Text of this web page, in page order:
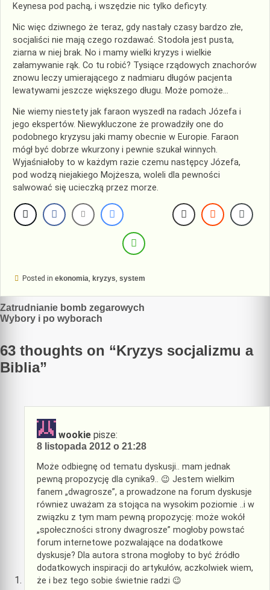
Keynesa pod pachą, i wszędzie nic tylko deficyty.
Nic więc dziwnego że teraz, gdy nastały czasy bardzo złe,
socjaliści nie mają czego rozdawać. Stodoła jest pusta,
ziarna w niej brak. No i mamy wielki kryzys i wielkie
załamywanie rąk. Co tu robić? Tysiące rządowych znachorów
znowu leczy umierającego z nadmiaru długów pacjenta
lewatywami jeszcze większego długu. Może pomoże…
Nie wiemy niestety jak faraon wyszedł na radach Józefa i
jego ekspertów. Niewykluczone że prowadziły one do
podobnego kryzysu jaki mamy obecnie w Europie. Faraon
mógł być dobrze wkurzony i pewnie szukał winnych.
Wyjaśniałoby to w każdym razie czemu następcy Józefa,
pod wodzą niejakiego Mojżesza, woleli dla pewności
salwować się ucieczką przez morze.
Posted in ekonomia kryzys system
Nawigacja
wpisu
Zatrudnianie bomb zegarowych
Wybory i po wyborach
63 thoughts on “Kryzys socjalizmu a
Biblia”
wookie pisze:
8 listopada 2012 o 21:28
Może odbiegnę od tematu dyskusji.. mam jednak
pewną propozycję dla cynika9.. 😉 Jestem wielkim
fanem „dwagrosze”, a prowadzone na forum dyskusje
równiez uważam za stojąca na wysokim poziomie ..i w
związku z tym mam pewną propozycję: może wokół
„społeczności strony dwagrosze” mogłoby powstać
forum internetowe pozwalające na dodatkowe
dyskusje? Dla autora strona mogłoby to być źródło
dodatkowych inspiracji do artykułów, aczkolwiek wiem,
że i bez tego sobie świetnie radzi 😉